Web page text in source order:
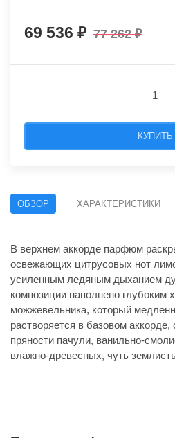
69 536 77 262
КУПИТЬ
ОБЗОР ХАРАКТЕРИСТИКИ
В верхнем аккорде парфюм
освежающих цитрусовых нот
усиленным ледяным дыханием
композиции наполнено глубоким
можжевельника, который
растворяется в базовом
пряности пачули, ванильно-
влажно-древесных, чуть